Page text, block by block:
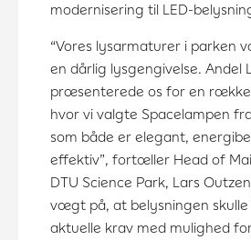
modernisering til LED-
“Vores lysarmaturer i parken
en dårlig lysgengivelse. Andel
præsenterede os for en række
hvor vi valgte Spacelampen
som både er elegant,
effektiv”, fortæller Head of
DTU Science Park, Lars
vægt på, at belysningen skulle
aktuelle krav med mulighed